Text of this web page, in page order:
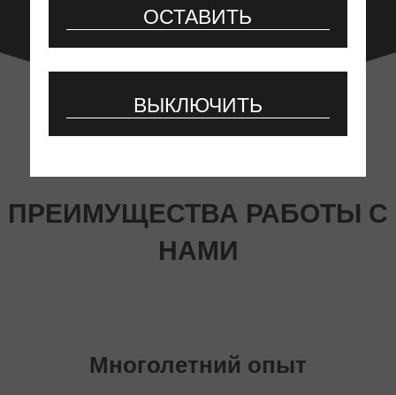
ОСТАВИТЬ
ВЫКЛЮЧИТЬ
НАША ДЕЯТЕЛЬНОСТЬ
ПРЕИМУЩЕСТВА РАБОТЫ С
НАМИ
Многолетний опыт